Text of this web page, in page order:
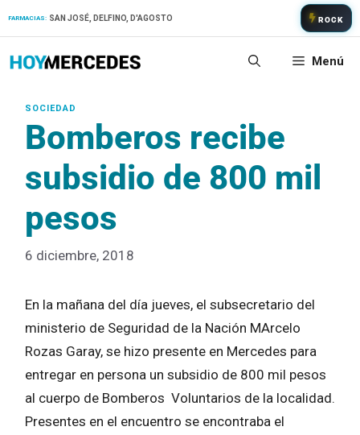
FARMACIAS: SAN JOSÉ, DELFINO, D'AGOSTO ROCK
Menú
Bomberos recibe
subsidio de 800 mil
pesos
6 diciembre, 2018
En la mañana del día jueves, el subsecretario del
ministerio de Seguridad de la Nación MArcelo
Rozas Garay, se hizo presente en Mercedes para
entregar en persona un subsidio de 800 mil pesos
al cuerpo de Bomberos Voluntarios de la localidad.
Presentes en el encuentro se encontraba el